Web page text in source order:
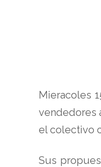
Mieracoles
vendedores
el colectivo
Sus